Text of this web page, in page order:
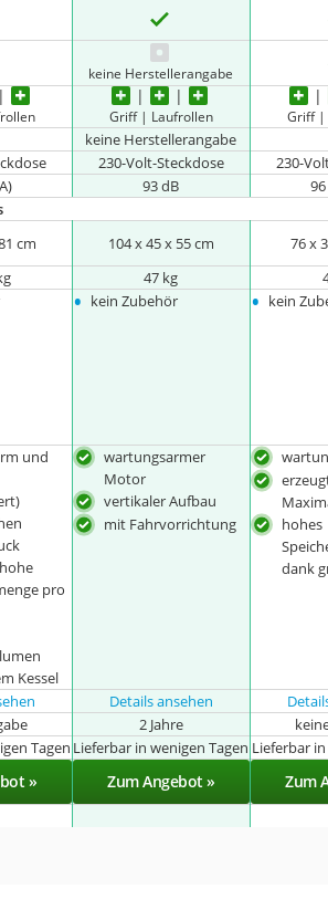
keine Herstellerangabe
Griff | Laufrollen Griff |
keine Herstellerangabe
230-Volt-Steckdose 230-
93 dB
cm 104 x 45 x 55 cm 76 x
47 kg
• kein Zubehör • kein
und
pro
Kessel
wartungsarmer
Motor
vertikaler Aufbau
mit Fahrvorrichtung
hohes
dank
Details ansehen
2 Jahre
Tagen Lieferbar in wenigen Tagen Lieferbar
» Zum Angebot » Zum